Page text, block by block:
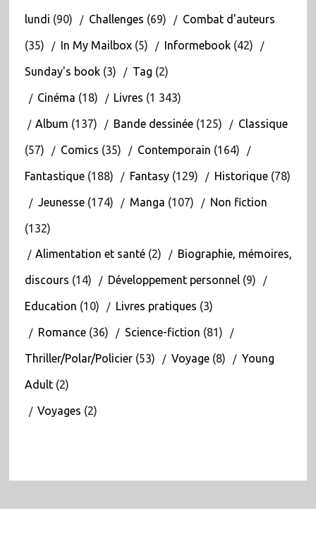
lundi (90) Challenges (69) Combat d'auteurs
(35) In My Mailbox(5) Informebook(42)
Sunday's book(3) Tag (2)
Cinéma (18) Livres (1 343)
Album (137) Bande dessinée(125) Classique
(57) Comics (35) Contemporain (164)
Fantastique(188) Fantasy(129) Historique(78)
Jeunesse(174) Manga (107) Non fiction
(132)
Alimentation et santé(2) Biographie, mémoires,
discours (14) Développement personnel(9)
Education (10) Livres pratiques (3)
Romance(36) Science-fiction (81)
Thriller/Polar/Policier(53) Voyage(8) Young
Adult(2)
Voyages (2)